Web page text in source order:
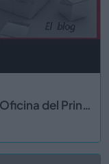
CANON - SIEMENS Sistemas de Oficina del Principado, S.L. Gijón